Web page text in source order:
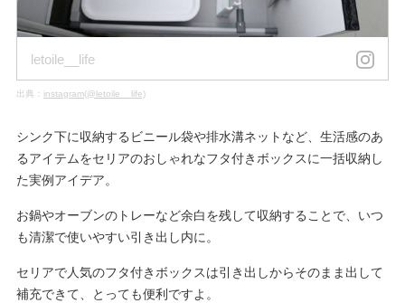
letoile__life
出典： instagram(@letoile__life)
シンク下に収納するビニール袋や排水溝ネットなど、生活感のあ
るアイテムをセリアのおしゃれなフタ付きボックスに一括収納し
た実例アイデア。
お鍋やオーブンのトレーなど余白を残して収納することで、いつ
も清潔で使いやすい引き出し内に。
セリアで人気のフタ付きボックスは引き出しからそのまま出して
補充できて、とっても便利ですよ。